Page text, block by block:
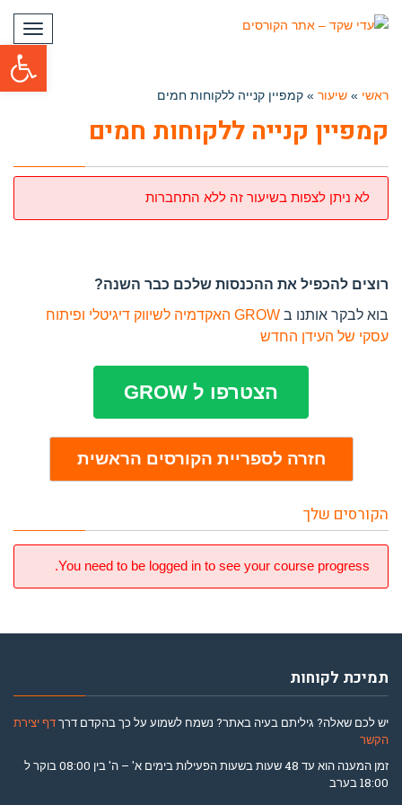
ראשי » שיעור » קמפיין קנייה ללקוחות חמים
קמפיין קנייה ללקוחות חמים
לא ניתן לצפות בשיעור זה ללא התחברות
רוצים להכפיל את ההכנסות שלכם כבר השנה?
בוא לבקר אותנו ב
GROW האקדמיה לשיווק דיגיטלי ופיתוח
עסקי של העידן החדש
הצטרפו ל GROW
חזרה לספריית הקורסים הראשית
הקורסים שלך
You need to be logged in to see your course progress.
תמיכת לקוחות
יש לכם שאלה? גיליתם בעיה באתר? נשמח לשמוע על כך בהקדם דרךדף יצירת
הקשר
זמן המענה הוא עד 48 שעות בשעות הפעילות בימים א' – ה' בין 08:00 בוקר ל
18:00 בערב
פתח